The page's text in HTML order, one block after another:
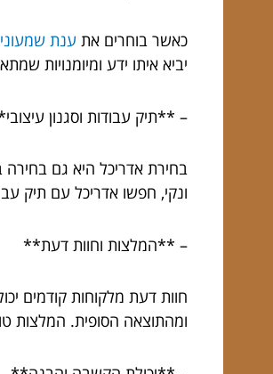
כאשר בוחרים את ענת
יביא איתו ידע ומיומנויות
– **תיק עבודות וסגנון
בחירת אדריכל היא גם בחירה
ונקי, חפשו אדריכל עם תיק
– **המלצות וחוות דעת**
חוות דעת מלקוחות קודמים
ומהתוצאה הסופית. המלצות